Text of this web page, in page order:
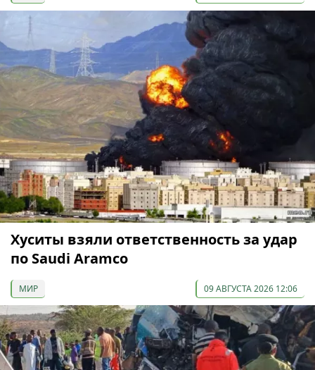
Хуситы взяли ответственность за удар
по Saudi Aramco
МИР 09 АВГУСТА 2026 12:06